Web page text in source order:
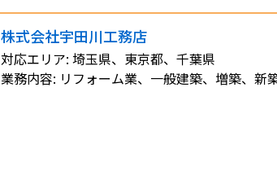
株式会社宇田川工務店
対応エリア: 埼玉県、東京都、千葉県
業務内容: リフォーム業、一般建築、増築、新